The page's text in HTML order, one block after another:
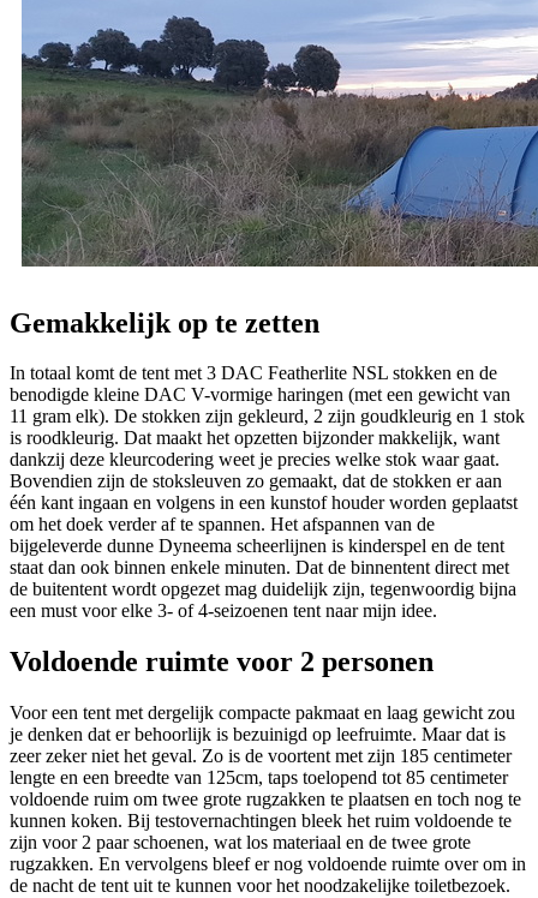
Gemakkelijk op te zetten
In totaal komt de tent met 3 DAC Featherlite NSL stokken en de
benodigde kleine DAC V-vormige haringen (met een gewicht van
11 gram elk). De stokken zijn gekleurd, 2 zijn goudkleurig en 1 stok
is roodkleurig. Dat maakt het opzetten bijzonder makkelijk, want
dankzij deze kleurcodering weet je precies welke stok waar gaat.
Bovendien zijn de stoksleuven zo gemaakt, dat de stokken er aan
één kant ingaan en volgens in een kunstof houder worden geplaatst
om het doek verder af te spannen. Het afspannen van de
bijgeleverde dunne Dyneema scheerlijnen is kinderspel en de tent
staat dan ook binnen enkele minuten. Dat de binnentent direct met
de buitentent wordt opgezet mag duidelijk zijn, tegenwoordig bijna
een must voor elke 3- of 4-seizoenen tent naar mijn idee.
Voldoende ruimte voor 2 personen
Voor een tent met dergelijk compacte pakmaat en laag gewicht zou
je denken dat er behoorlijk is bezuinigd op leefruimte. Maar dat is
zeer zeker niet het geval. Zo is de voortent met zijn 185 centimeter
lengte en een breedte van 125cm, taps toelopend tot 85 centimeter
voldoende ruim om twee grote rugzakken te plaatsen en toch nog te
kunnen koken. Bij testovernachtingen bleek het ruim voldoende te
zijn voor 2 paar schoenen, wat los materiaal en de twee grote
rugzakken. En vervolgens bleef er nog voldoende ruimte over om in
de nacht de tent uit te kunnen voor het noodzakelijke toiletbezoek.